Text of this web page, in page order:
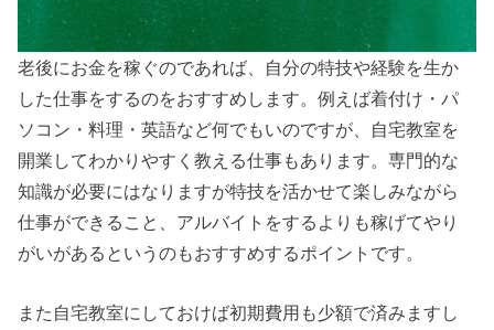
老後にお金を稼ぐのであれば、自分の特技や経験を生か
した仕事をするのをおすすめします。例えば着付け・パ
ソコン・料理・英語など何でもいのですが、自宅教室を
開業してわかりやすく教える仕事もあります。専門的な
知識が必要にはなりますが特技を活かせて楽しみながら
仕事ができること、アルバイトをするよりも稼げてやり
がいがあるというのもおすすめするポイントです。
また自宅教室にしておけば初期費用も少額で済みますし